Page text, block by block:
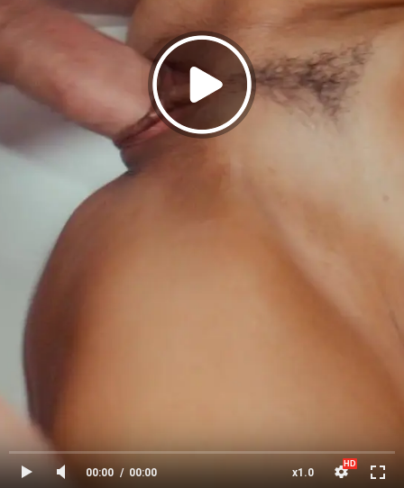
00:00 x1.0
00:00